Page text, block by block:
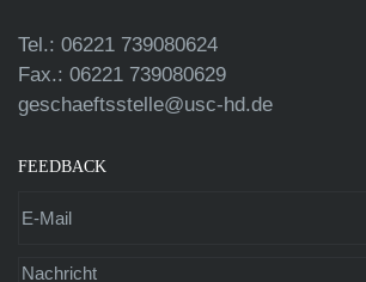
Tel.: 06221 739080624
Fax.: 06221 739080629
geschaeftsstelle@usc-hd.de
FEEDBACK